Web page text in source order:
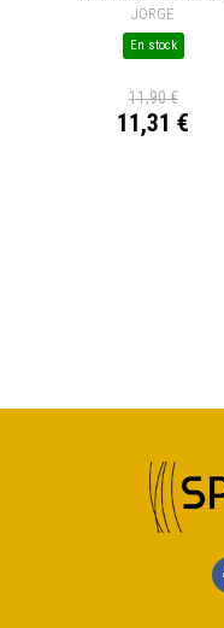
JORGE
En stock
11,90 €
11,31 €